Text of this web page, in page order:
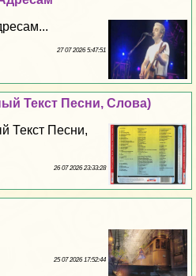
27 07 2026 5:47:51
Текст Песни, Слова)
Текст Песни,
26 07 2026 23:33:28
25 07 2026 17:52:44